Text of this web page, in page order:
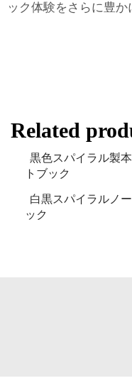
ック体験をさらに豊か
Related
黒色スパイラル製
トブック
白黒スパイラルノ
ック